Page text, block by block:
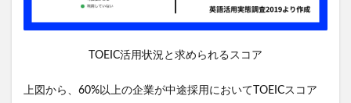
TOEIC活用状況と求められるスコア
上図から、60%以上の企業が中途採用においてTOEICスコア